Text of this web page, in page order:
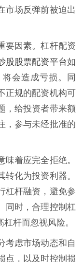
市场反弹前被迫出
要因素。杠杆配资
股股票配资平台如
会造成亏损。同
正规的配资机构可
，给投资者带来额
，参与未经批准的
着应完全拒绝。
化为投资利器。
杠杆融资，避免参
同时，合理控制杠
杆而忽视风险。
考虑市场动态和自
点，以及时控制损